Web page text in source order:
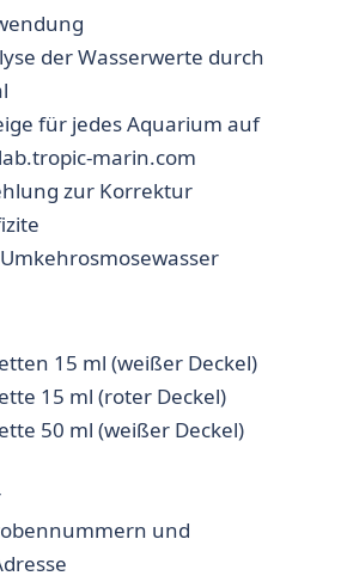
der Wasserwerte durch
für jedes Aquarium auf
marin.com
zur Korrektur
15 ml (weißer Deckel)
15 ml (roter Deckel)
50 ml (weißer Deckel)
und